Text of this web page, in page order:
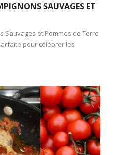
SAUVAGES ET
Sauvages et Pommes de Terre
pour célébrer les